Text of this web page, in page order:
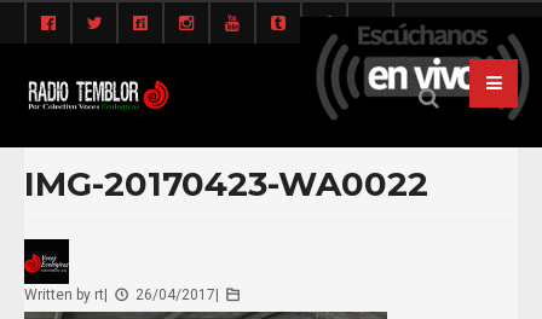
IMG-20170423-WA0022
Written by rt 26/04/2017